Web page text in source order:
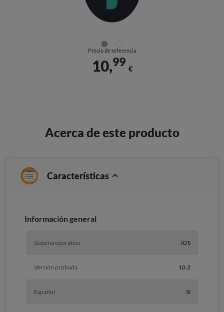
Precio de referencia
10,99
€
Acerca de este producto
Características
Información general
Sistema operativo iOS
Versión probada 10.2
Español Sí